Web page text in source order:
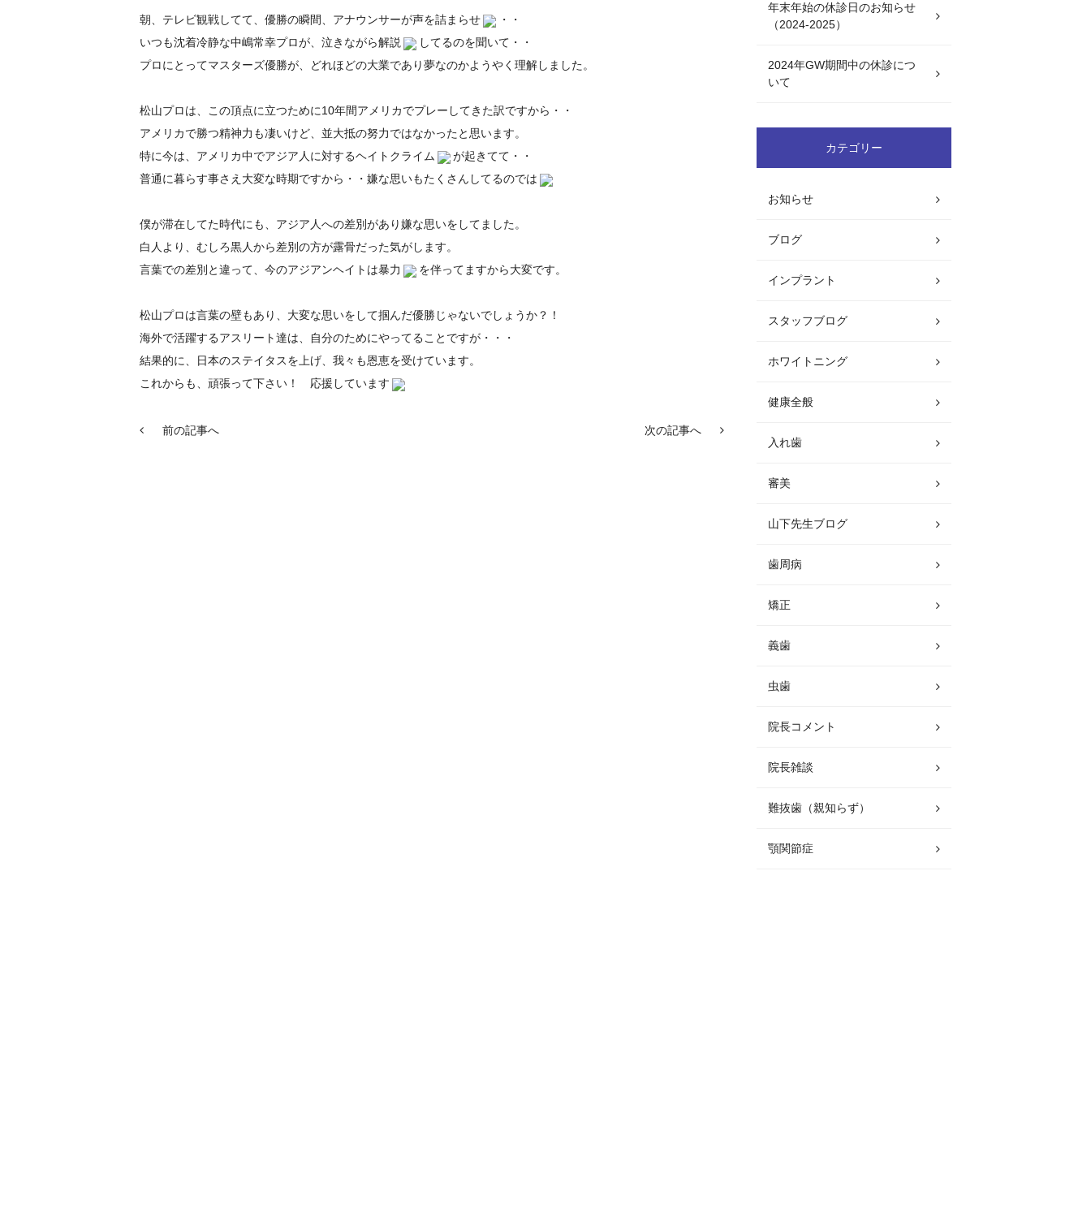
朝、テレビ観戦してて、優勝の瞬間、アナウンサーが声を詰まらせ
・・
いつも沈着冷静な中嶋常幸プロが、泣きながら解説
してるのを聞いて・・
プロにとってマスターズ優勝が、どれほどの大業であり夢なのかようやく理解しました。
松山プロは、この頂点に立つために10年間アメリカでプレーしてきた訳ですから・・
アメリカで勝つ精神力も凄いけど、並大抵の努力ではなかったと思います。
特に今は、アメリカ中でアジア人に対するヘイトクライム
が起きてて・・
普通に暮らす事さえ大変な時期ですから・・嫌な思いもたくさんしてるのでは
僕が滞在してた時代にも、アジア人への差別があり嫌な思いをしてました。
白人より、むしろ黒人から差別の方が露骨だった気がします。
言葉での差別と違って、今のアジアンヘイトは暴力
を伴ってますから大変です。
松山プロは言葉の壁もあり、大変な思いをして掴んだ優勝じゃないでしょうか？！
海外で活躍するアスリート達は、自分のためにやってることですが・・・
結果的に、日本のステイタスを上げ、我々も恩恵を受けています。
これからも、頑張って下さい！ 応援しています
前の記事へ 次の記事へ
年末年始の休診日のお知らせ
（2024-2025）
2024年GW期間中の休診につ
いて
カテゴリー
お知らせ
ブログ
インプラント
スタッフブログ
ホワイトニング
健康全般
入れ歯
審美
山下先生ブログ
歯周病
矯正
義歯
虫歯
院長コメント
院長雑談
難抜歯（親知らず）
顎関節症